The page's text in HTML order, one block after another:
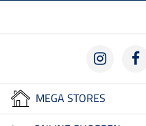
MEGA STORES